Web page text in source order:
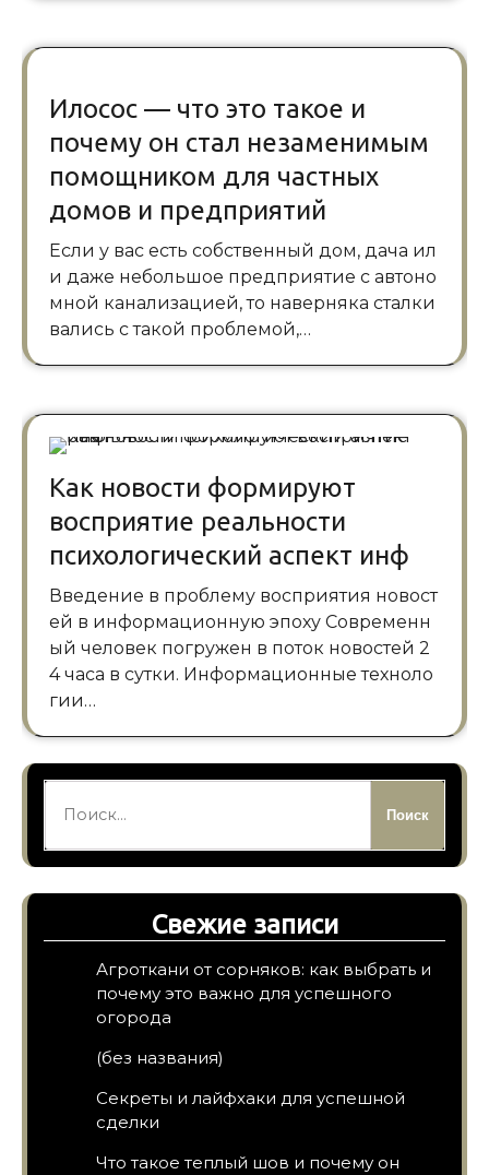
Илосос — что это такое и
почему он стал незаменимым
помощником для частных
домов и предприятий
Если у вас есть собственный дом, дача ил
и даже небольшое предприятие с автоно
мной канализацией, то наверняка сталки
вались с такой проблемой,…
Как новости формируют
восприятие реальности
психологический аспект инф
Введение в проблему восприятия новост
ей в информационную эпоху Современн
ый человек погружен в поток новостей 2
4 часа в сутки. Информационные техноло
гии…
Свежие записи
Агроткани от сорняков: как выбрать и
почему это важно для успешного
огорода
(без названия)
Секреты и лайфхаки для успешной
сделки
Что такое теплый шов и почему он